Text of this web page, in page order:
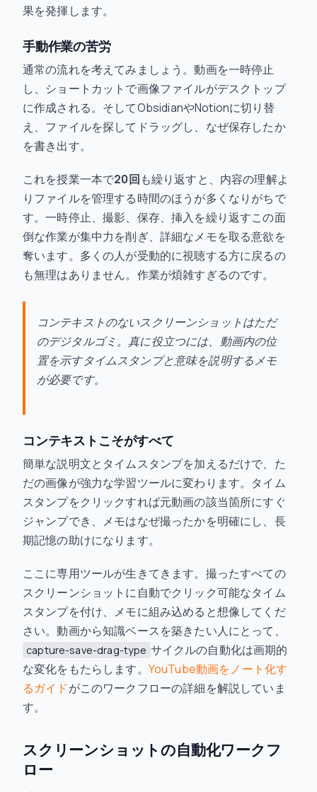
果を発揮します。
手動作業の苦労
通常の流れを考えてみましょう。動画を一時停止
し、ショートカットで画像ファイルがデスクトップ
に作成される。そしてObsidianやNotionに切り替
え、ファイルを探してドラッグし、なぜ保存したか
を書き出す。
これを授業一本で20回も繰り返すと、内容の理解よ
りファイルを管理する時間のほうが多くなりがちで
す。一時停止、撮影、保存、挿入を繰り返すこの面
倒な作業が集中力を削ぎ、詳細なメモを取る意欲を
奪います。多くの人が受動的に視聴する方に戻るの
も無理はありません。作業が煩雑すぎるのです。
コンテキストのないスクリーンショットはただ
のデジタルゴミ。真に役立つには、動画内の位
置を示すタイムスタンプと意味を説明するメモ
が必要です。
コンテキストこそがすべて
簡単な説明文とタイムスタンプを加えるだけで、た
だの画像が強力な学習ツールに変わります。タイム
スタンプをクリックすれば元動画の該当箇所にすぐ
ジャンプでき、メモはなぜ撮ったかを明確にし、長
期記憶の助けになります。
ここに専用ツールが生きてきます。撮ったすべての
スクリーンショットに自動でクリック可能なタイム
スタンプを付け、メモに組み込めると想像してくだ
さい。動画から知識ベースを築きたい人にとって、
capture-save-drag-type サイクルの自動化は画期的
な変化をもたらします。 YouTube動画をノート化す
るガイドがこのワークフローの詳細を解説していま
す。
スクリーンショットの自動化ワークフ
ロー